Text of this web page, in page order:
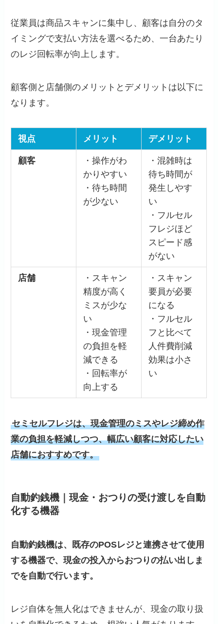
従業員は商品スキャンに集中し、顧客は自分のタ
イミングで支払い方法を選べるため、一台あたり
のレジ回転率が向上します。
顧客側と店舗側のメリットとデメリットは以下に
なります。
視点 メリット デメリット
顧客
・操作がわ
かりやすい
・待ち時間
が少ない
・混雑時は
待ち時間が
発生しやす
い
・フルセル
フレジほど
スピード感
がない
店舗
・スキャン
精度が高く
ミスが少な
い
・現金管理
の負担を軽
減できる
・回転率が
向上する
・スキャン
要員が必要
になる
・フルセル
フと比べて
人件費削減
効果は小さ
い
セミセルフレジは、現金管理のミスやレジ締め作
業の負担を軽減しつつ、幅広い顧客に対応したい
店舗におすすめです。
自動釣銭機｜現金・おつりの受け渡しを自動
化する機器
自動釣銭機は、既存のPOSレジと連携させて使用
する機器で、現金の投入からおつりの払い出しま
でを自動で行います。
レジ自体を無人化はできませんが、現金の取り扱